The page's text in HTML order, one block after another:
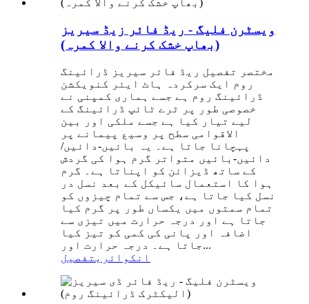
ویسٹرن فلیگ - ریڈ فائر زیڈ سیریز
(بھاپ خشک کرنے والا کمرہ)
مختصر تفصیل ریڈ فائر سیریز ڈرائینگ
روم ایک سرکردہ ہاٹ ایئر کنویکشن
ڈرائینگ روم ہے جسے ہماری کمپنی نے
خصوصی طور پر ٹرے ٹائپ ڈرائینگ کے
لیے تیار کیا ہے جسے ملکی اور بین
الاقوامی سطح پر وسیع پیمانے پر
پہچانا جاتا ہے۔ یہ بائیں-دائیں/
دائیں-بائیں متواتر گرم ہوا کی گردش
کے ساتھ ڈیزائن کو اپناتا ہے۔ گرم
ہوا کا استعمال سائیکل کے بعد نسل در
نسل کیا جاتا ہے، جس سے تمام چیزوں کو
تمام سمتوں میں یکساں طور پر گرم کیا
جاتا ہے اور درجہ حرارت میں تیزی سے
اضافہ اور پانی کی کمی کو تیز کیا
جاتا ہے۔ درجہ حرارت اور...
انکوائری تفصیل